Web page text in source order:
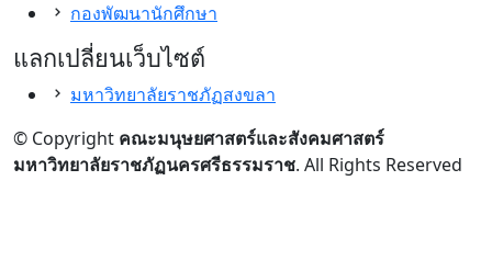
กองพัฒนานักศึกษา
แลกเปลี่ยนเว็บไซต์
มหาวิทยาลัยราชภัฏสงขลา
© Copyright คณะมนุษยศาสตร์และสังคมศาสตร์
มหาวิทยาลัยราชภัฏนครศรีธรรมราช. All Rights Reserved